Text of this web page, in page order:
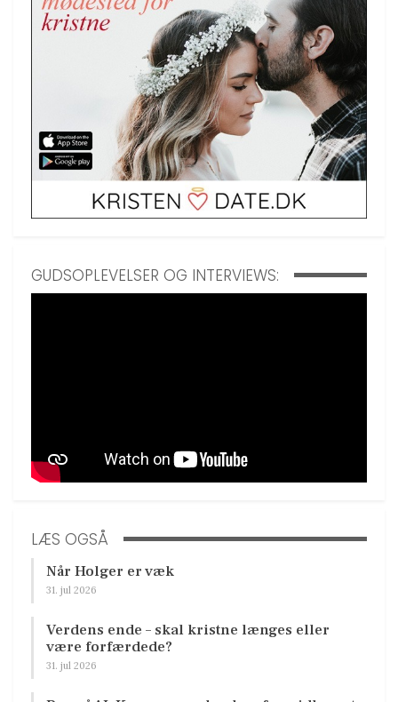
GUDSOPLEVELSER OG INTERVIEWS:
LÆS OGSÅ
Når Holger er væk
31. jul 2026
Verdens ende – skal kristne længes eller
være forfærdede?
31. jul 2026